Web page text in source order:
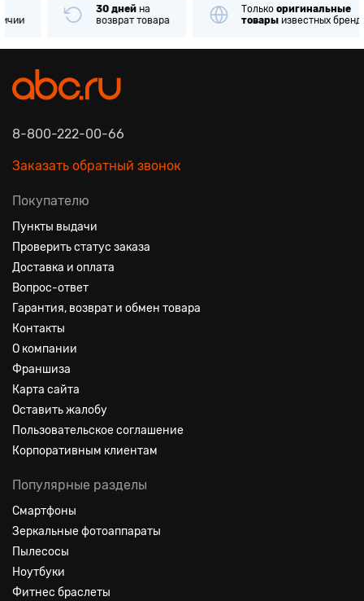
30 дней
на
возврат товара
Только
оригинальные
товары
известных брендов
8-800-222-00-66
Заказать обратный звонок
Покупателю
Пункты выдачи
Проверить статус заказа
Доставка и оплата
Вопрос-ответ
Гарантия, возврат и обмен товара
Контакты
О компании
Франшиза
Карта сайта
Оставить жалобу
Пользовательское соглашение
Корпоративным клиентам
Популярные разделы
Смартфоны
Зеркальные фотоаппараты
Пылесосы
Ноутбуки
Фитнес браслеты